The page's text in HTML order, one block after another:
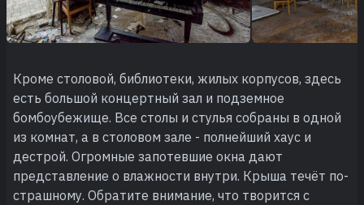
Кроме столовой, библиотеки, жилых корпусов, здесь
есть большой концертный зал и подземное
бомбоубежище. Все столы и стулья собраны в одной
из комнат, а в столовом зале - полнейший хаус и
дестрой. Огромные запотевшие окна дают
представление о влажности внутри. Крыша течёт по-
страшному. Обратите внимание, что творится с